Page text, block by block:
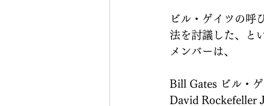
ビル・ゲイツの呼
法を討議した、と
メンバーは、
Bill Gates ビル・
David Rockefeller